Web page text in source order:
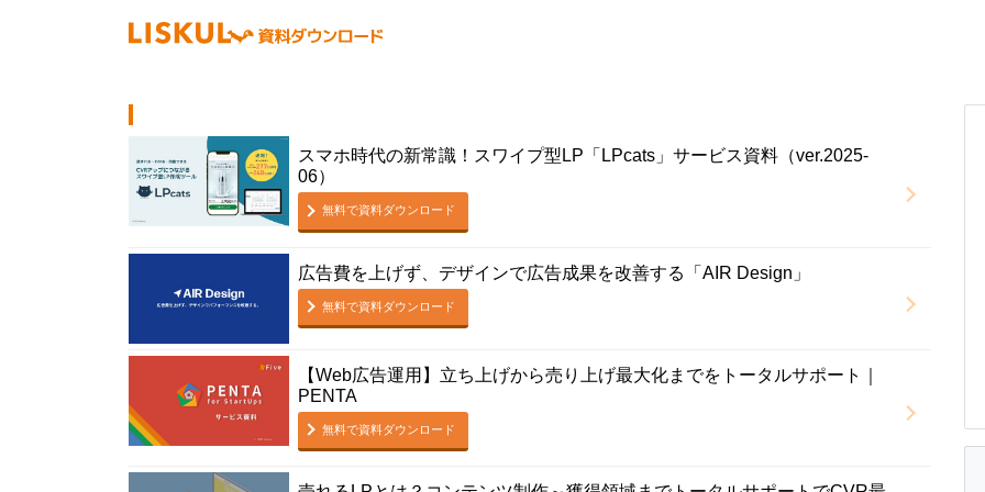
スマホ時代の新常識！スワイプ型LP「LPcats」サービス資料（ver.2025-
06）
無料で資料ダウンロード
広告費を上げず、デザインで広告成果を改善する「AIR Design」
無料で資料ダウンロード
【Web広告運用】立ち上げから売り上げ最大化までをトータルサポート｜
PENTA
無料で資料ダウンロード